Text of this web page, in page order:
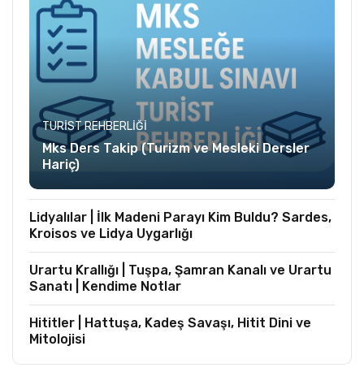
TURIST REHBERLIĞI
Mks Ders Takip (Turizm ve Mesleki Dersler
Hariç)
Lidyalılar | İlk Madeni Parayı Kim Buldu? Sardes,
Kroisos ve Lidya Uygarlığı
Urartu Krallığı | Tuşpa, Şamran Kanalı ve Urartu
Sanatı | Kendime Notlar
Hititler | Hattuşa, Kadeş Savaşı, Hitit Dini ve
Mitolojisi